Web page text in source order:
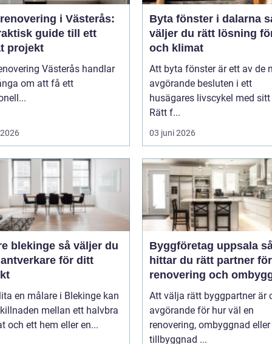
i Västerås:
guide till ett
projekt
Västerås handlar
om att få ett
Byta fönster i dalarna så
väljer du rätt lösning
och klimat
Att byta fönster är ett av de
avgörande besluten i ett
husägares livscykel med
Rätt f...
03 juni 2026
så väljer du
för ditt
en målare i Blekinge kan
mellan ett halvbra
och ett hem eller en...
Byggföretag uppsala så
hittar du rätt partner för
renovering och
Att välja rätt byggpartner är
avgörande för hur väl en
renovering, ombyggnad eller
tillbyggnad ...